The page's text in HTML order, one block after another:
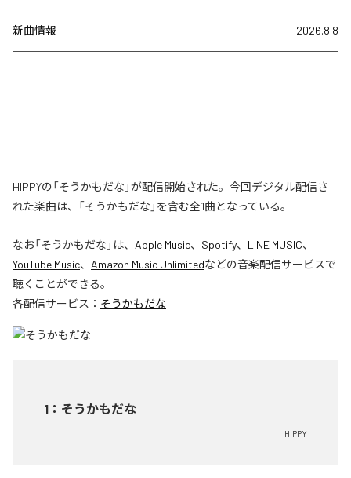
新曲情報 2026.8.8
HIPPYの「そうかもだな」が配信開始された。今回デジタル配信さ
れた楽曲は、「そうかもだな」を含む全1曲となっている。
なお「そうかもだな 」は、 Apple Music、 Spotify、 LINE MUSIC、
YouTube Music、 Amazon Music Unlimitedなどの音楽配信サービスで
聴くことができる。
各配信サービス： そうかもだな
1 ： そうかもだな
HIPPY